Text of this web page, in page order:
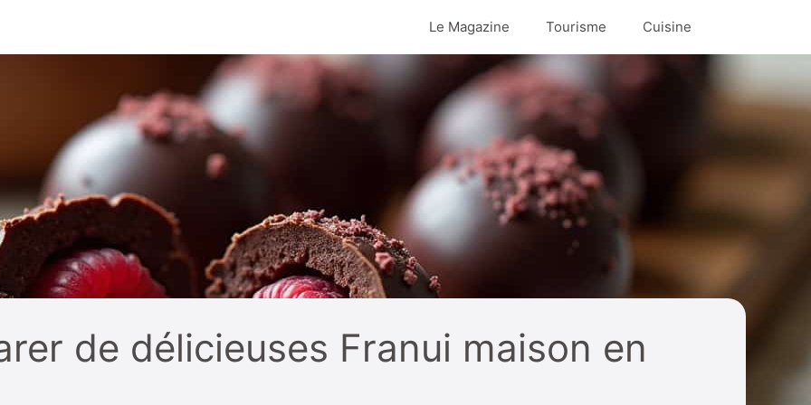
Le Magazine Tourisme Cuisine
de délicieuses Franui maison en